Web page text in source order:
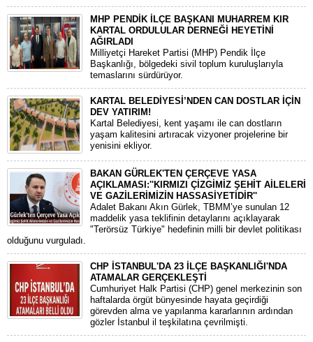
MHP PENDİK İLÇE BAŞKANI MUHARREM KIR
KARTAL ORDULULAR DERNEĞİ HEYETİNİ
AĞIRLADI
​Milliyetçi Hareket Partisi (MHP) Pendik İlçe
Başkanlığı, bölgedeki sivil toplum kuruluşlarıyla
temaslarını sürdürüyor.
KARTAL BELEDİYESİ’NDEN CAN DOSTLAR İÇİN
DEV YATIRIM!
Kartal Belediyesi, kent yaşamı ile can dostların
yaşam kalitesini artıracak vizyoner projelerine bir
yenisini ekliyor.
BAKAN GÜRLEK'TEN ÇERÇEVE YASA
AÇIKLAMASI:''KIRMIZI ÇİZGİMİZ ŞEHİT AİLELERİ
VE GAZİLERİMİZİN HASSASİYETİDİR''
Adalet Bakanı Akın Gürlek, TBMM’ye sunulan 12
maddelik yasa teklifinin detaylarını açıklayarak
"Terörsüz Türkiye" hedefinin milli bir devlet politikası
olduğunu vurguladı.
CHP İSTANBUL'DA 23 İLÇE BAŞKANLIĞI'NDA
ATAMALAR GERÇEKLEŞTİ
​Cumhuriyet Halk Partisi (CHP) genel merkezinin son
haftalarda örgüt bünyesinde hayata geçirdiği
görevden alma ve yapılanma kararlarının ardından
gözler İstanbul il teşkilatına çevrilmişti.